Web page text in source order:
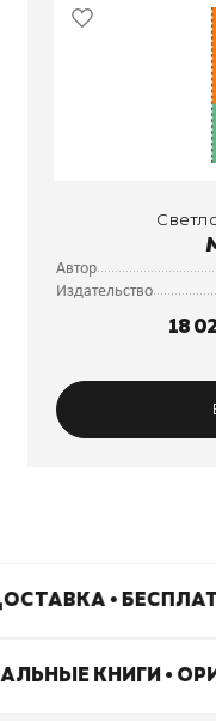
Автор
Издательство
18
•
КНИГИ •